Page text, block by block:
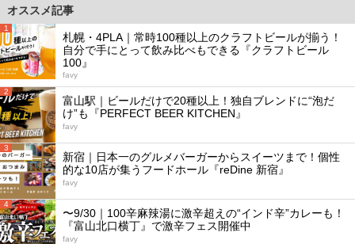
オススメ記事
1
札幌・4PLA｜常時100種以上のクラフトビールが揃う！
自分で手にとって飲み比べもできる『クラフトビール
100』
favy
2
富山駅｜ビールだけで20種以上！独自ブレンドに“泡だ
け”も『PERFECT BEER KITCHEN』
favy
3
新宿｜日本一のグルメバーガーからスイーツまで！個性
的な10店が集うフードホール『reDine 新宿』
favy
4
〜9/30｜100辛麻辣湯に激辛超えの“インド辛”カレーも！
『富山北口横丁』で激辛フェス開催中
favy